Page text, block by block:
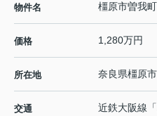
物件名 橿原市曽我
価格 1,280万円
所在地 奈良県橿原市
交通 近鉄大阪線 「